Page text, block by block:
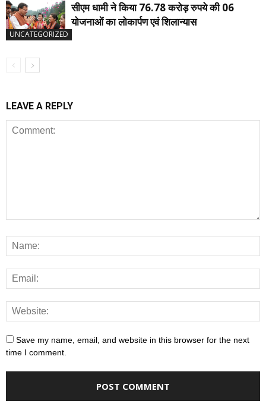
UNCATEGORIZED
सीएम धामी ने किया 76.78 करोड़ रुपये की 06
योजनाओं का लोकार्पण एवं शिलान्यास
LEAVE A REPLY
Save my name, email, and website in this browser for the next
time I comment.